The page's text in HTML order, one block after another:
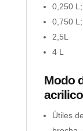
0,250 L;
0,750 L;
2,5L
4 L
Modo
Útiles